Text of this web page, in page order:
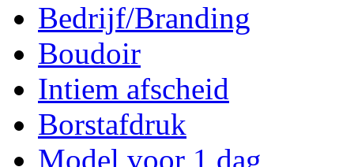
Bedrijf/Branding
Boudoir
Intiem afscheid
Borstafdruk
Model voor 1 dag